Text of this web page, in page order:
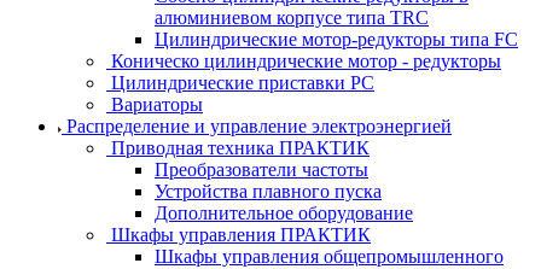
алюминиевом корпусе типа TRC
Цилиндрические мотор-редукторы типа FC
Коническо цилиндрические мотор - редукторы
Цилиндрические приставки PC
Вариаторы
Распределение и управление электроэнергией
Приводная техника ПРАКТИК
Преобразователи частоты
Устройства плавного пуска
Дополнительное оборудование
Шкафы управления ПРАКТИК
Шкафы управления общепромышленного